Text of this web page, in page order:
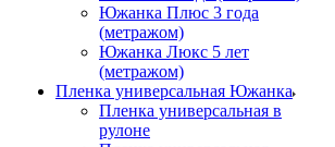
Южанка Плюс 3 года
(метражом)
Южанка Люкс 5 лет
(метражом)
Пленка универсальная Южанка
Пленка универсальная в
рулоне